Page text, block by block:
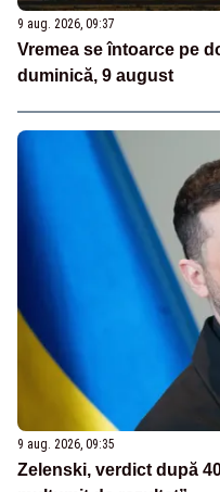
9 aug. 2026, 09:37
Vremea se întoarce pe
duminică, 9 august
9 aug. 2026, 09:35
Zelenski, verdict după